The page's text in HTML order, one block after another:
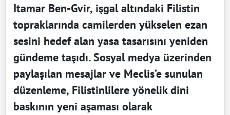
Itamar Ben-Gvir, işgal altındaki Filistin
topraklarında camilerden yükselen ezan
sesini hedef alan yasa tasarısını yeniden
gündeme taşıdı. Sosyal medya üzerinden
paylaşılan mesajlar ve Meclis’e sunulan
düzenleme, Filistinlilere yönelik dini
baskının yeni aşaması olarak